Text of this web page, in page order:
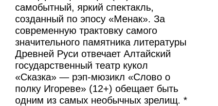
самобытный, яркий спектакль,
созданный по эпосу «Менак». За
современную трактовку самого
значительного памятника литературы
Древней Руси отвечает Алтайский
государственный театр кукол
«Сказка» — рэп-мюзикл «Слово о
полку Игореве» (12+) обещает быть
одним из самых необычных зрелищ. *